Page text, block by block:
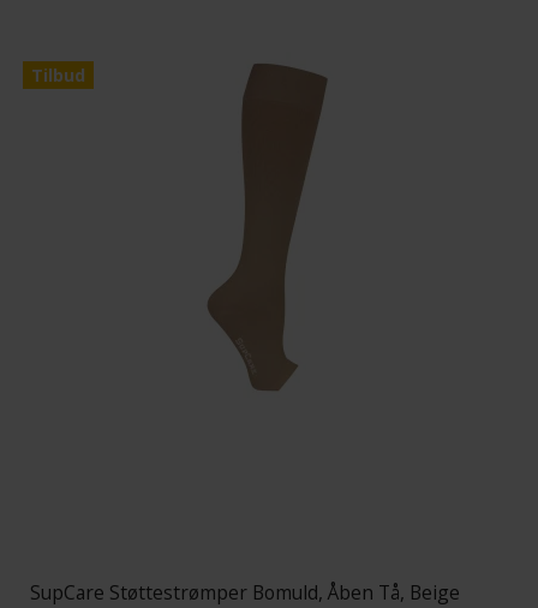
Tilbud
SupCare Støttestrømper Bomuld, Åben Tå, Beige